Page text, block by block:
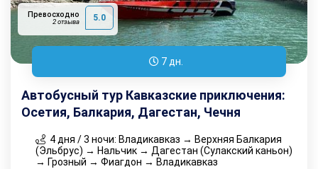
Превосходно
2 отзыва 5.0
7 дн.
Автобусный тур Кавказские приключения:
Осетия, Балкария, Дагестан, Чечня
4 дня / 3 ночи: Владикавказ → Верхняя Балкария
(Эльбрус) → Нальчик → Дагестан (Сулакский каньон)
→ Грозный → Фиагдон → Владикавказ